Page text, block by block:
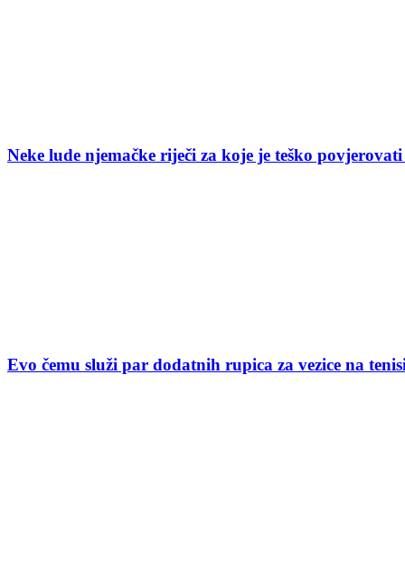
Neke lude njemačke riječi za koje je teško
Evo čemu služi par dodatnih rupica za vezice na